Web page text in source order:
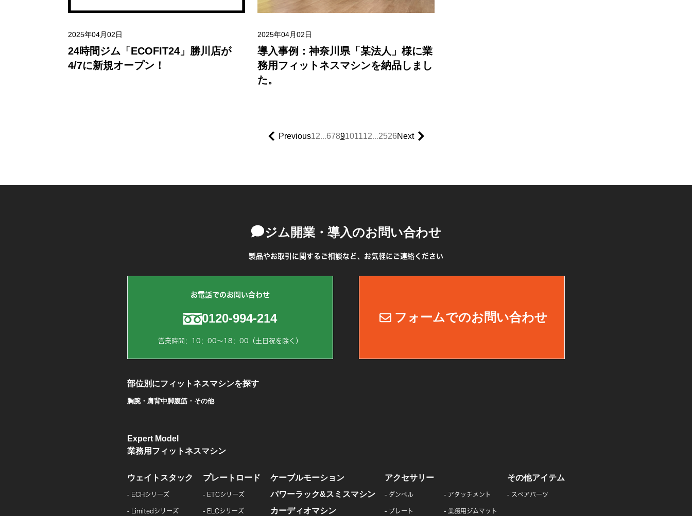
2025年04月02日
24時間ジム「ECOFIT24」勝川店が
4/7に新規オープン！
2025年04月02日
導入事例：神奈川県「某法人」様に業
務用フィットネスマシンを納品しまし
た。
Previous12...6789101112...2526Next
ジム開業・導入のお問い合わせ
製品やお取引に関するご相談など、お気軽にご連絡ください
お電話でのお問い合わせ
0120-994-214
営業時間：10：00～18：00（土日祝を除く）
フォームでのお問い合わせ
部位別にフィットネスマシンを探す
胸腕・肩背中脚腹筋・その他
Expert Model
業務用フィットネスマシン
ウェイトスタック
ECHシリーズ
Limitedシリーズ
プレートロード
ETCシリーズ
ELCシリーズ
ケーブルモーション
パワーラック&スミスマシン
カーディオマシン
アクセサリー
ダンベル
プレート
アタッチメント
業務用ジムマット
その他アイテム
スペアパーツ